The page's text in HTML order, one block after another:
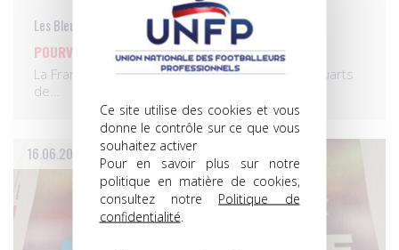
Ce site utilise des cookies et vous
donne le contrôle sur ce que vous
souhaitez activer
Pour en savoir plus sur notre
politique en matière de cookies,
consultez notre Politique de
confidentialité
Les Bleus
POURVU QUE ÇA DURE…
La France s’est qualifiée difficilement pour les quarts
de…
16.06.2014